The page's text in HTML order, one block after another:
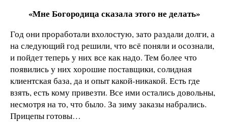
«Мне Богородица сказала этого не делать»
Год они проработали вхолостую, зато раздали долги, а
на следующий год решили, что всё поняли и осознали,
и пойдет теперь у них все как надо. Тем более что
появились у них хорошие поставщики, солидная
клиентская база, да и опыт какой-никакой. Есть где
взять, есть кому привезти. Все ими остались довольны,
несмотря на то, что было. За зиму заказы набрались.
Прицепы готовы…